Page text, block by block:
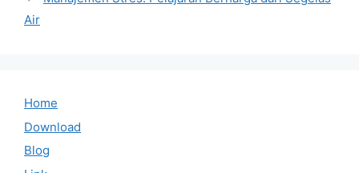
Air
Home
Download
Blog